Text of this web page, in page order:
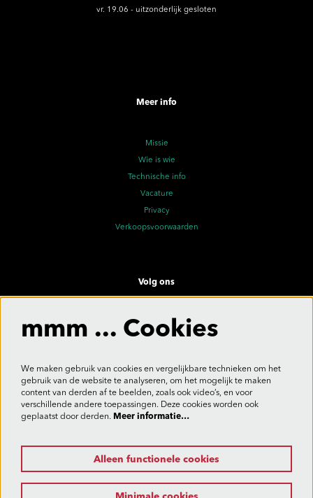
vr. 19.06 - uitzonderlijk gesloten
Meer info
Missie
Wie is wie
Technische info
Vacature
Privacy
Verkoopsvoorwaarden
Volg ons
Aanmelden
Deze site wordt beschermd door reCAPTCHA, dataverwerking gebeurt in overeenstemming met de
mmm ... Cookies
We maken gebruik van cookies en vergelijkbare technieken om het
gebruik van de website te analyseren, om het mogelijk te maken
content van derden af te beelden, zoals ook video’s, en voor
verschillende andere toepassingen. Deze cookies worden ook
geplaatst door derden. Meer informatie…
Alleen functionele cookies